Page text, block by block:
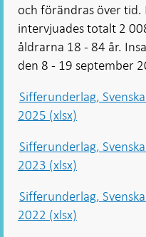
och förändras över
intervjuades totalt 2
åldrarna 18 - 84 år.
den 8 - 19 september
Sifferunderlag,
2025 (xlsx)
Sifferunderlag,
2023 (xlsx)
Sifferunderlag,
2022 (xlsx)